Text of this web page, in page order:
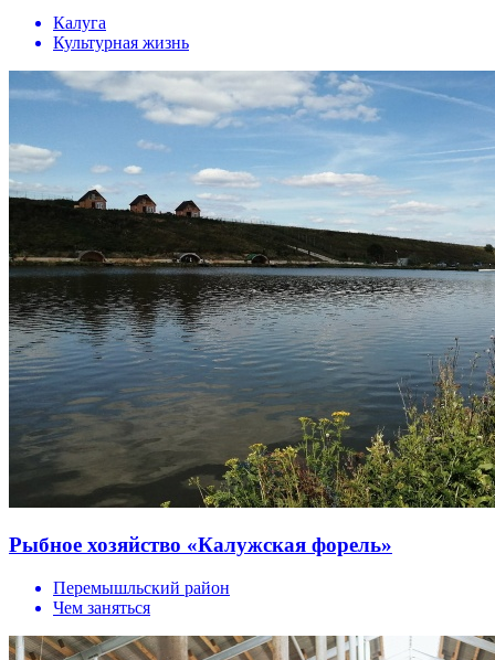
Калуга
Культурная жизнь
Рыбное хозяйство «Калужская форель»
Перемышльский район
Чем заняться